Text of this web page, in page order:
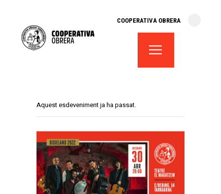
COOPERATIVA OBRERA
fes-te soci
lloguer d’espais
Aquest esdeveniment ja ha passat.